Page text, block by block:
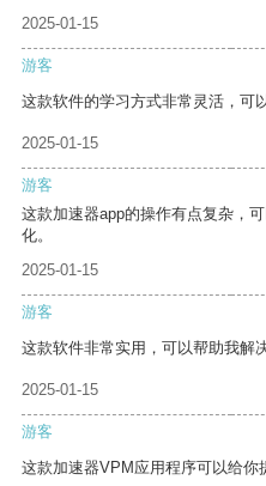
2025-01-15
游客
这款软件的学习方式非常灵活，可
2025-01-15
游客
这款加速器app的操作有点复杂，
化。
2025-01-15
游客
这款软件非常实用，可以帮助我解
2025-01-15
游客
这款加速器VPM应用程序可以给你